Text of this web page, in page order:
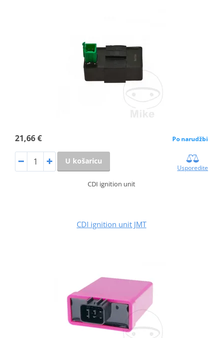
21,66 € Po narudžbi
U košaricu
Usporedite
CDI ignition unit
CDI ignition unit JMT